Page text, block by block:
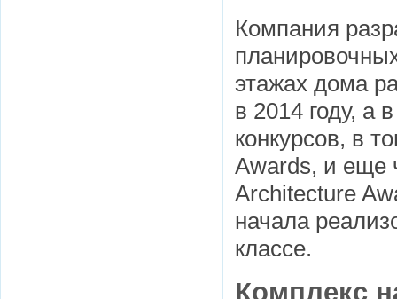
Компания
этажах дома
в 2014 году, а
конкурсов, в
Awards, и еще
Architecture
начала
классе.
Комплекс